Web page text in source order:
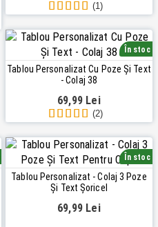
(1)
În stoc
Tablou Personalizat Cu Poze Și Text
- Colaj 38
69,99 Lei
(2)
În stoc
Tablou Personalizat - Colaj 3 Poze
Și Text Șoricel
69,99 Lei